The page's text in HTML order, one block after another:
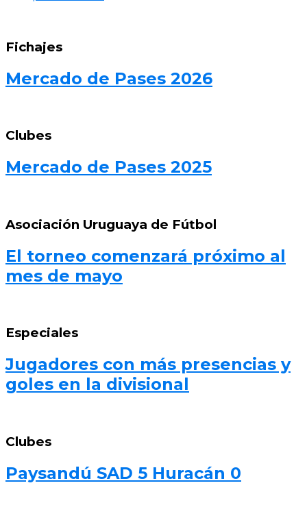
Fichajes
Mercado de Pases 2026
Clubes
Mercado de Pases 2025
Asociación Uruguaya de Fútbol
El torneo comenzará próximo al
mes de mayo
Especiales
Jugadores con más presencias y
goles en la divisional
Clubes
Paysandú SAD 5 Huracán 0